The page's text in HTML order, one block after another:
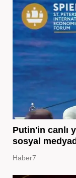
Putin'in canlı
sosyal
Haber7